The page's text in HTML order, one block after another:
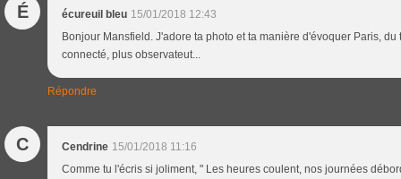
É écureuil bleu 15/01/2018 12:43
Bonjour Mansfield. J'adore ta photo et ta manière d'évoquer Paris, du
connecté, plus observateut...
Répondre
C Cendrine 15/01/2018 11:16
Comme tu l'écris si joliment, " Les heures coulent, nos journées